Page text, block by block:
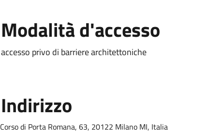
Modalità d'accesso
accesso privo di barriere architettoniche
Indirizzo
Corso di Porta Romana, 63, 20122 Milano MI, Italia